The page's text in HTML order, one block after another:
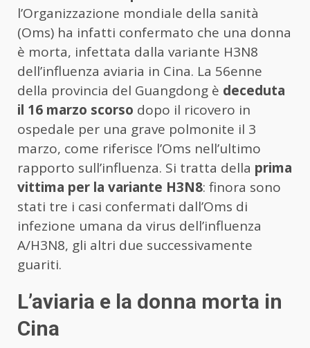
l’Organizzazione mondiale della sanità
(Oms) ha infatti confermato che una donna
è morta, infettata dalla variante H3N8
dell’influenza aviaria in Cina. La 56enne
della provincia del Guangdong è deceduta
il 16 marzo scorso dopo il ricovero in
ospedale per una grave polmonite il 3
marzo, come riferisce l’Oms nell’ultimo
rapporto sull’influenza. Si tratta della prima
vittima per la variante H3N8: finora sono
stati tre i casi confermati dall’Oms di
infezione umana da virus dell’influenza
A/H3N8, gli altri due successivamente
guariti.
L’aviaria e la donna morta in
Cina